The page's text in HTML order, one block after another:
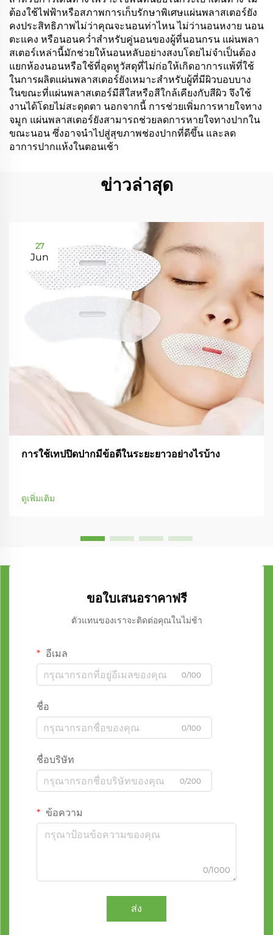
ต้องใช้ไฟฟ้าหรือสภาพการเก็บรักษาพิเศษแผ่นพลาสเตอร์ยัง
คงประสิทธิภาพไม่ว่าคุณจะนอนท่าไหน ไม่ว่านอนหงาย นอน
ตะแคง หรือนอนคว่ำสำหรับคู่นอนของผู้ที่นอนกรน แผ่นพลา
สเตอร์เหล่านี้มักช่วยให้นอนหลับอย่างสงบโดยไม่จำเป็นต้อง
แยกห้องนอนหรือใช้ที่อุดหูวัสดุที่ไม่ก่อให้เกิดอาการแพ้ที่ใช้
ในการผลิตแผ่นพลาสเตอร์ยังเหมาะสำหรับผู้ที่มีผิวบอบบาง
ในขณะที่แผ่นพลาสเตอร์มีสีใสหรือสีใกล้เคียงกับสีผิว จึงใช้
งานได้โดยไม่สะดุดตา นอกจากนี้ การช่วยเพิ่มการหายใจทาง
จมูก แผ่นพลาสเตอร์ยังสามารถช่วยลดการหายใจทางปากใน
ขณะนอน ซึ่งอาจนำไปสู่สุขภาพช่องปากที่ดีขึ้น และลด
อาการปากแห้งในตอนเช้า
ข่าวล่าสุด
27
Jun
การใช้เทปปิดปากมีข้อดีในระยะยาวอย่างไรบ้าง
ดูเพิ่มเติม
ขอใบเสนอราคาฟรี
ตัวแทนของเราจะติดต่อคุณในไม่ช้า
อีเมล
0/100
ชื่อ
0/100
ชื่อบริษัท
0/200
ข้อความ
0/1000
ส่ง